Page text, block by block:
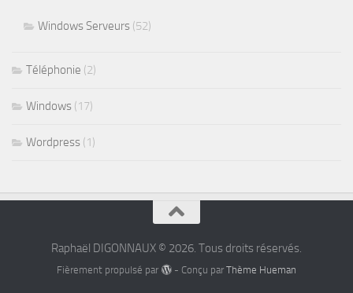
Windows Serveurs (52)
Téléphonie (2)
Windows (17)
Wordpress (1)
Raphaël DIGONNAUX © 2026. Tous droits réservés.
Fièrement propulsé par - Conçu par Thème Hueman